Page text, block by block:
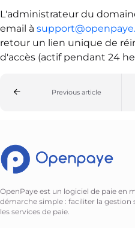
L'administrateur du
email à
retour un lien unique de
d'accès (actif pendant 24
Previous article
OpenPaye est un logiciel de paie en
démarche simple : faciliter la gestion
les services de paie.